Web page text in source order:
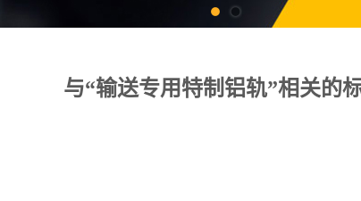
与“输送专用特制铝轨”相关的